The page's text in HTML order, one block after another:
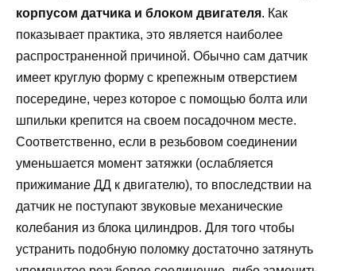
корпусом датчика и блоком двигателя. Как
показывает практика, это является наиболее
распространенной причиной. Обычно сам датчик
имеет круглую форму с крепежным отверстием
посередине, через которое с помощью болта или
шпильки крепится на своем посадочном месте.
Соответственно, если в резьбовом соединении
уменьшается момент затяжки (ослабляется
прижимание ДД к двигателю), то впоследствии на
датчик не поступают звуковые механические
колебания из блока цилиндров. Для того чтобы
устранить подобную поломку достаточно затянуть